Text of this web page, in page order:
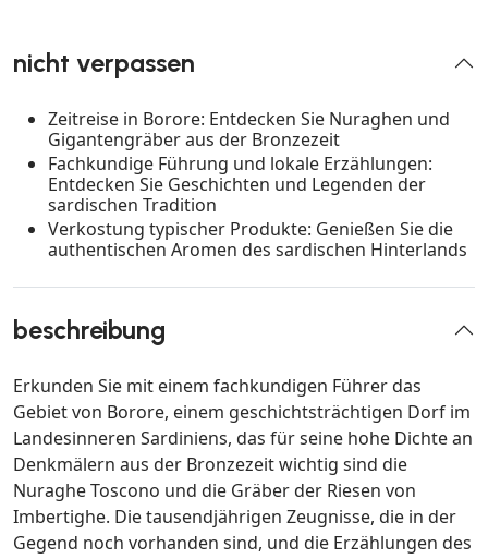
nicht verpassen
Zeitreise in Borore: Entdecken Sie Nuraghen und
Gigantengräber aus der Bronzezeit
Fachkundige Führung und lokale Erzählungen:
Entdecken Sie Geschichten und Legenden der
sardischen Tradition
Verkostung typischer Produkte: Genießen Sie die
authentischen Aromen des sardischen Hinterlands
beschreibung
Erkunden Sie mit einem fachkundigen Führer das
Gebiet von Borore, einem geschichtsträchtigen Dorf im
Landesinneren Sardiniens, das für seine hohe Dichte an
Denkmälern aus der Bronzezeit wichtig sind die
Nuraghe Toscono und die Gräber der Riesen von
Imbertighe. Die tausendjährigen Zeugnisse, die in der
Gegend noch vorhanden sind, und die Erzählungen des